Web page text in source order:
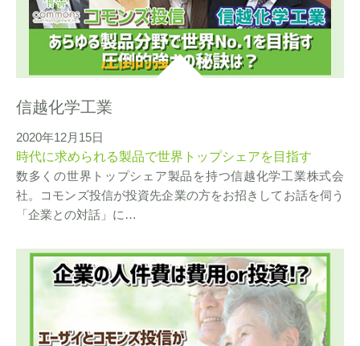
信越化学工業
2020年12月15日
時代に求められる製品で世界トップシェアを目指す
数多くの世界トップシェア製品を持つ信越化学工業株式会
社。コモンズ投信が投資先企業の方をお招きしてお話を伺う
「企業との対話」に…